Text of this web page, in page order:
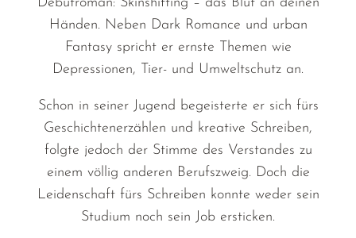
Händen. Neben Dark Romance und urban
Fantasy spricht er ernste Themen wie
Depressionen, Tier- und Umweltschutz an.
Schon in seiner Jugend begeisterte er sich fürs
Geschichtenerzählen und kreative Schreiben,
folgte jedoch der Stimme des Verstandes zu
einem völlig anderen Berufszweig. Doch die
Leidenschaft fürs Schreiben konnte weder sein
Studium noch sein Job ersticken.